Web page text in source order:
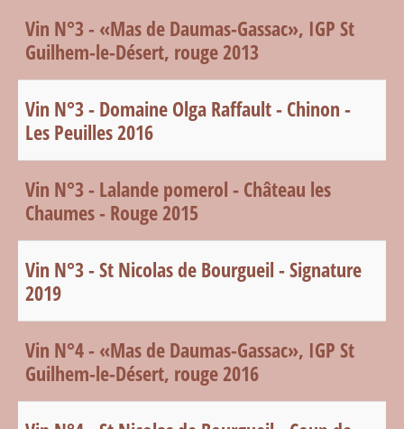
Vin N°3 - «Mas de Daumas-Gassac», IGP St
Guilhem-le-Désert, rouge 2013
Vin N°3 - Domaine Olga Raffault - Chinon -
Les Peuilles 2016
Vin N°3 - Lalande pomerol - Château les
Chaumes - Rouge 2015
Vin N°3 - St Nicolas de Bourgueil - Signature
2019
Vin N°4 - «Mas de Daumas-Gassac», IGP St
Guilhem-le-Désert, rouge 2016